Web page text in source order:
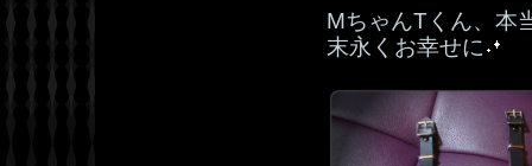
MちゃんTくん、本
末永くお幸せに